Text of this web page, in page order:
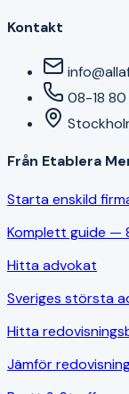
Kontakt
08-18
Från Etablera
Starta enskild
Komplett guide —
Hitta advokat
Sveriges största
Hitta
Jämför